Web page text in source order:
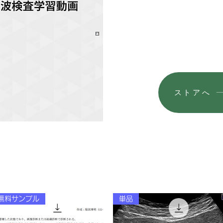
ストアへ
料サンプル 単品